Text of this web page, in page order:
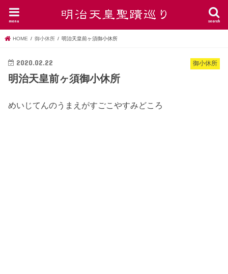
search
menu
HOME 御小休所 明治天皇前ヶ須御小休所
御小休所
2020.02.22
明治天皇前ヶ須御小休所
めいじてんのうまえがすごこやすみどころ